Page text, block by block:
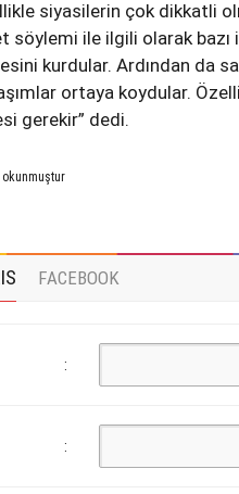
siyasilerin çok dikkatli
söylemi ile ilgili olarak bazı
kurdular. Ardından da
ortaya koydular.
gerekir” dedi.
FACEBOOK
:
: